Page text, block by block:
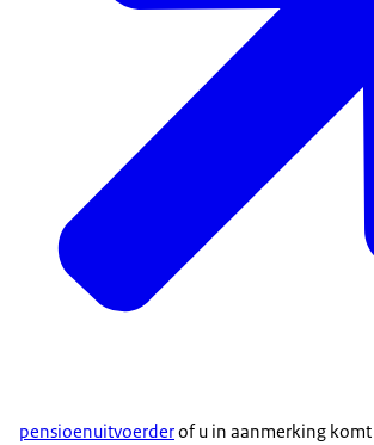
pensioenuitvoerderof u in aanmerking komt